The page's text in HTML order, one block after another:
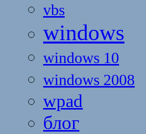
vbs
windows
windows 10
windows 2008
wpad
блог